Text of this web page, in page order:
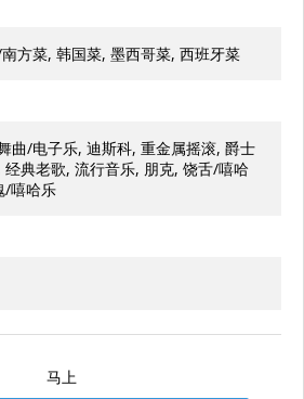
方菜, 韩国菜, 墨西哥菜, 西班牙菜
曲/电子乐, 迪斯科, 重金属摇滚, 爵士
典老歌, 流行音乐, 朋克, 饶舌/嘻哈
/嘻哈乐
马上